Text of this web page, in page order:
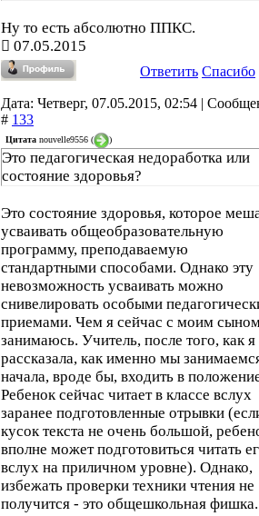
образовательные программы, какие
быть реально усвоены дислексиками.
говорю о том, что для них нужны
отдельные школы, но отдельные
обязательно. А та самая
которой любят сегодня говорить,
переменах и на тех уроках, на
различие в состоянии учеников
минимальное.
Ну то есть абсолютно ППКС.
07.05.2015
Ответить Спасибо
Дата: Четверг, 07.05.2015, 02:54 |
# 133
Цитата nouvelle9556 ( )
Это педагогическая недоработка или
состояние здоровья?
Это состояние здоровья, которое
усваивать общеобразовательную
программу, преподаваемую
стандартными способами. Однако эту
невозможность усваивать можно
снивелировать особыми
приемами. Чем я сейчас с моим
занимаюсь. Учитель, после того, как я
рассказала, как именно мы
начала, вроде бы, входить в
Ребенок сейчас читает в классе вслух
заранее подготовленные отрывки
кусок текста не очень большой,
вполне может подготовиться читать
вслух на приличном уровне). Однако,
избежать проверки техники чтения не
получится - это общешкольная фишка.